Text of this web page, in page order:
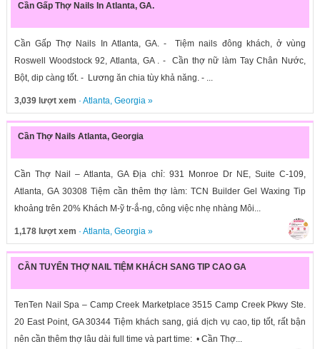
Cần Gấp Thợ Nails In Atlanta, GA.
Cần Gấp Thợ Nails In Atlanta, GA. - Tiệm nails đông khách, ở vùng
Roswell Woodstock 92, Atlanta, GA . - Cần thợ nữ làm Tay Chân Nước,
Bột, dip càng tốt. - Lương ăn chia tùy khả năng. - ...
3,039 lượt xem · Atlanta, Georgia»
Cần Thợ Nails Atlanta, Georgia
Cần Thợ Nail – Atlanta, GA Địa chỉ: 931 Monroe Dr NE, Suite C-109,
Atlanta, GA 30308 Tiệm cần thêm thợ làm: TCN Builder Gel Waxing Tip
khoảng trên 20% Khách M-ỹ tr-ắ-ng, công việc nhẹ nhàng Môi...
1,178 lượt xem · Atlanta, Georgia»
CẦN TUYỂN THỢ NAIL TIỆM KHÁCH SANG TIP CAO GA
TenTen Nail Spa – Camp Creek Marketplace 3515 Camp Creek Pkwy Ste.
20 East Point, GA 30344 Tiệm khách sang, giá dịch vụ cao, tip tốt, rất bận
nên cần thêm thợ lâu dài full time và part time: • Cần Thợ...